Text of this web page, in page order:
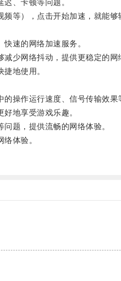
、卡顿等问题。
），点击开始加速，就能够
速的网络加速服务。
少网络抖动，提供更稳定的网
地使用。
操作运行速度、信号传输效果
地享受游戏乐趣。
题，提供流畅的网络体验。
体验。